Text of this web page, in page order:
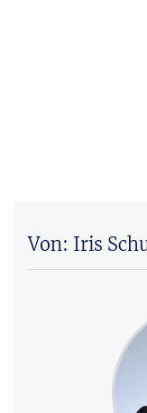
Von: Iris